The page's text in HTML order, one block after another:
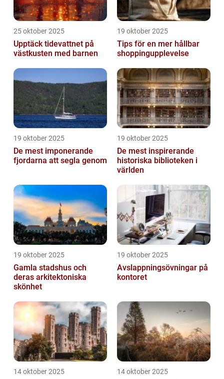
25 oktober 2025
Upptäck tidevattnet på
västkusten med barnen
19 oktober 2025
Tips för en mer hållbar
shoppingupplevelse
19 oktober 2025
De mest imponerande
fjordarna att segla genom
19 oktober 2025
De mest inspirerande
historiska biblioteken i
världen
19 oktober 2025
Gamla stadshus och
deras arkitektoniska
skönhet
19 oktober 2025
Avslappningsövningar på
kontoret
14 oktober 2025 14 oktober 2025